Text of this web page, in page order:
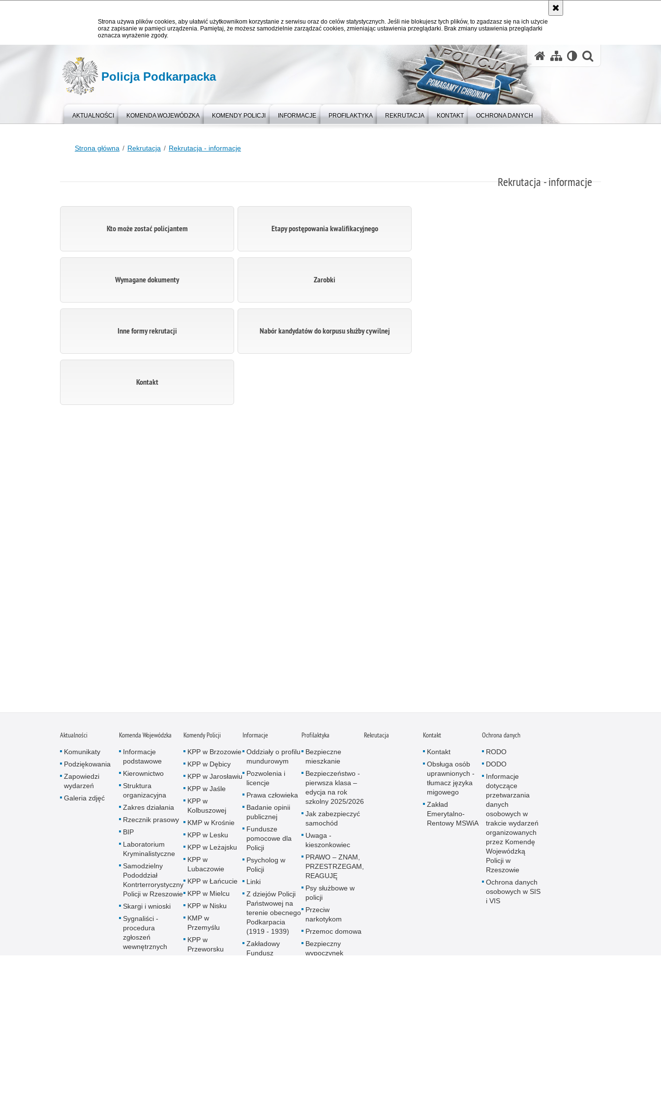
Strona używa plików cookies, aby ułatwić użytkownikom korzystanie z serwisu oraz do celów statystycznych. Jeśli nie blokujesz tych plików, to zgadzasz się na ich użycie
oraz zapisanie w pamięci urządzenia. Pamiętaj, że możesz samodzielnie zarządzać cookies, zmieniając ustawienia przeglądarki. Brak zmiany ustawienia przeglądarki
oznacza wyrażenie zgody.
Policja Podkarpacka
AKTUALNOŚCI KOMENDA WOJEWÓDZKA KOMENDY POLICJI INFORMACJE PROFILAKTYKA REKRUTACJA KONTAKT OCHRONA DANYCH
Strona główna Rekrutacja Rekrutacja - informacje
Rekrutacja - informacje
Kto może zostać policjantem Etapy postępowania kwalifikacyjnego
Wymagane dokumenty Zarobki
Inne formy rekrutacji Nabór kandydatów do korpusu służby cywilnej
Kontakt
Aktualności
Komunikaty
Podziękowania
Zapowiedzi
wydarzeń
Galeria zdjęć
Komenda Wojewódzka
Informacje
podstawowe
Kierownictwo
Struktura
organizacyjna
Zakres działania
Rzecznik prasowy
BIP
Laboratorium
Kryminalistyczne
Samodzielny
Pododdział
Kontrterrorystyczny
Policji w Rzeszowie
Skargi i wnioski
Sygnaliści -
procedura
zgłoszeń
wewnętrznych
Komendy Policji
KPP w Brzozowie
KPP w Dębicy
KPP w Jarosławiu
KPP w Jaśle
KPP w
Kolbuszowej
KMP w Krośnie
KPP w Lesku
KPP w Leżajsku
KPP w
Lubaczowie
KPP w Łańcucie
KPP w Mielcu
KPP w Nisku
KMP w
Przemyślu
KPP w
Przeworsku
Informacje
Oddziały o profilu
mundurowym
Pozwolenia i
licencje
Prawa człowieka
Badanie opinii
publicznej
Fundusze
pomocowe dla
Policji
Psycholog w
Policji
Linki
Z dziejów Policji
Państwowej na
terenie obecnego
Podkarpacia
(1919 - 1939)
Zakładowy
Fundusz
Profilaktyka
Bezpieczne
mieszkanie
Bezpieczeństwo -
pierwsza klasa –
edycja na rok
szkolny 2025/2026
Jak zabezpieczyć
samochód
Uwaga -
kieszonkowiec
PRAWO – ZNAM,
PRZESTRZEGAM,
REAGUJĘ
Psy służbowe w
policji
Przeciw
narkotykom
Przemoc domowa
Bezpieczny
wypoczynek
Rekrutacja Kontakt
Kontakt
Obsługa osób
uprawnionych -
tłumacz języka
migowego
Zakład
Emerytalno-
Rentowy MSWiA
Ochrona danych
RODO
DODO
Informacje
dotyczące
przetwarzania
danych
osobowych w
trakcie wydarzeń
organizowanych
przez Komendę
Wojewódzką
Policji w
Rzeszowie
Ochrona danych
osobowych w SIS
i VIS